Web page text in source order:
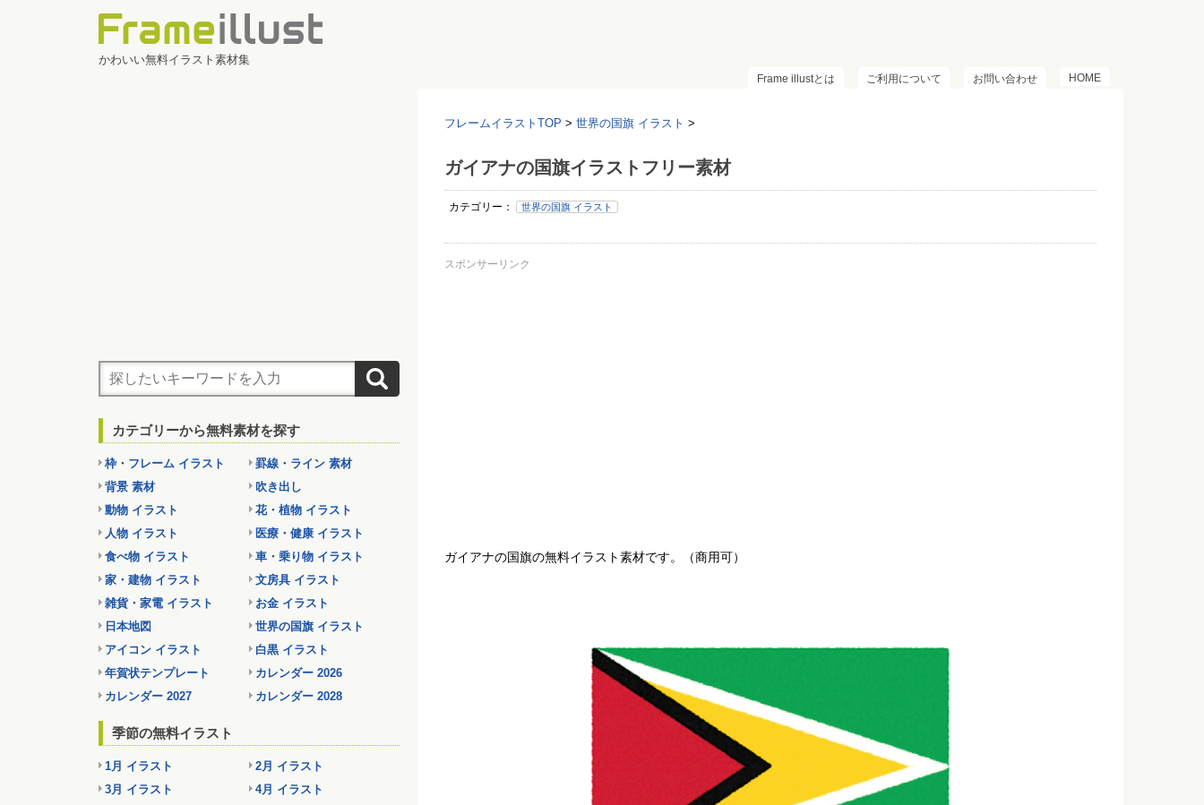
かわいい無料イラスト素材集
HOME
お問い合わせ
ご利用について
Frame illustとは
フレームイラストTOP > 世界の国旗 イラスト >
ガイアナの国旗イラストフリー素材
カテゴリー： 世界の国旗 イラスト
スポンサーリンク
ガイアナの国旗の無料イラスト素材です。（商用可）
カテゴリーから無料素材を探す
枠・フレーム イラスト
罫線・ライン 素材
背景 素材
吹き出し
動物 イラスト
花・植物 イラスト
人物 イラスト
医療・健康 イラスト
食べ物 イラスト
車・乗り物 イラスト
家・建物 イラスト
文房具 イラスト
雑貨・家電 イラスト
お金 イラスト
日本地図
世界の国旗 イラスト
アイコン イラスト
白黒 イラスト
年賀状テンプレート
カレンダー 2026
カレンダー 2027
カレンダー 2028
季節の無料イラスト
1月 イラスト
2月 イラスト
3月 イラスト
4月 イラスト